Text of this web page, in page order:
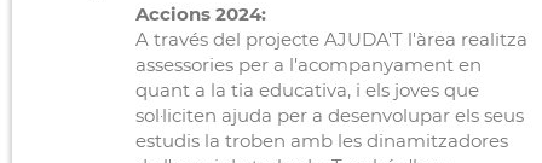
Accions 2024:
A través del projecte AJUDA'T l'àrea realitza
assessories per a l'acompanyament en
quant a la tia educativa, i els joves que
sol·liciten ajuda per a desenvolupar els seus
estudis la troben amb les dinamitzadores